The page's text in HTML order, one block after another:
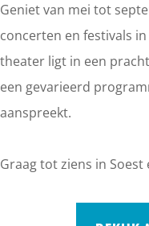
Geniet van mei tot
concerten en festivals
theater ligt in een
een gevarieerd
aanspreekt.
Graag tot ziens in Soest